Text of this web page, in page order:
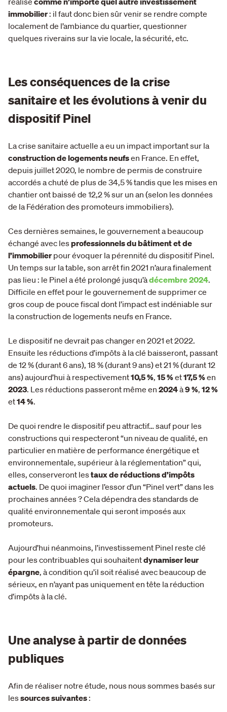
immobilier: il faut donc bien sûr venir se rendre compte
localement de l’ambiance du quartier, questionner
quelques riverains sur la vie locale, la sécurité, etc.
Les conséquences de la crise
sanitaire et les évolutions à venir du
dispositif Pinel
La crise sanitaire actuelle a eu un impact important sur la
construction de logements neufsen France. En effet,
depuis juillet 2020, le nombre de permis de construire
accordés a chuté de plus de 34,5 % tandis que les mises en
chantier ont baissé de 12,2 % sur un an (selon les données
de la Fédération des promoteurs immobiliers).
Ces dernières semaines, le gouvernement a beaucoup
échangé avec lesprofessionnels du bâtiment et de
l’immobilierpour évoquer la pérennité du dispositif Pinel.
Un temps sur la table, son arrêt fin 2021 n’aura finalement
pas lieu : le Pinel a été prolongé jusqu’àdécembre 2024.
Difficile en effet pour le gouvernement de supprimer ce
gros coup de pouce fiscal dont l’impact est indéniable sur
la construction de logements neufs en France.
Le dispositif ne devrait pas changer en 2021 et 2022.
Ensuite les réductions d’impôts à la clé baisseront, passant
de 12 % (durant 6 ans), 18 % (durant 9 ans) et 21 % (durant 12
ans) aujourd’hui à respectivement10,5 %, 15 %et17,5 %en
2023. Les réductions passeront même en 2024à9 %, 12 %
et14 %.
De quoi rendre le dispositif peu attractif… sauf pour les
constructions qui respecteront “un niveau de qualité, en
particulier en matière de performance énergétique et
environnementale, supérieur à la réglementation” qui,
elles, conserveront lestaux de réductions d’impôts
actuels. De quoi imaginer l’essor d’un “Pinel vert” dans les
prochaines années ? Cela dépendra des standards de
qualité environnementale qui seront imposés aux
promoteurs.
Aujourd’hui néanmoins, l’investissement Pinel reste clé
pour les contribuables qui souhaitentdynamiser leur
épargne, à condition qu’il soit réalisé avec beaucoup de
sérieux, en n’ayant pas uniquement en tête la réduction
d’impôts à la clé.
Une analyse à partir de données
publiques
Afin de réaliser notre étude, nous nous sommes basés sur
lessources suivantes: